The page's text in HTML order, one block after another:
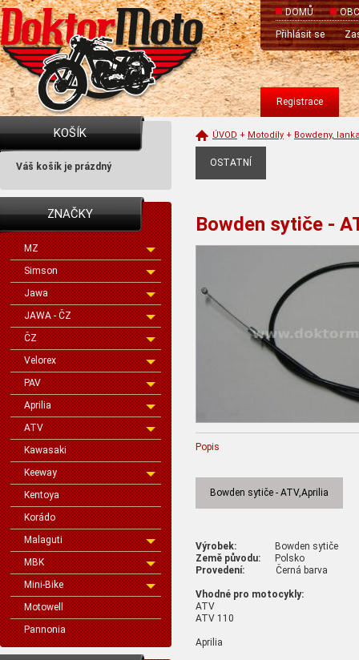
DOMŮ
Přihlásit se
Registrace
KOŠÍK
Váš košík je prázdný
ZNAČKY
MZ
Simson
Jawa
JAWA - ČZ
ČZ
Velorex
PAV
Aprilia
ATV
Kawasaki
Keeway
Kentoya
Korádo
Malaguti
MBK
Mini-Bike
Motowell
Pannonia
ÚVOD + Motodíly + Bowdeny,
OSTATNÍ
Bowden sytiče -
Popis
Bowden sytiče - ATV,Aprilia
Výrobek: Bowden sytiče
Země původu: Polsko
Provedení: Černá barva
Vhodné pro motocykly:
ATV
ATV 110
Aprilia